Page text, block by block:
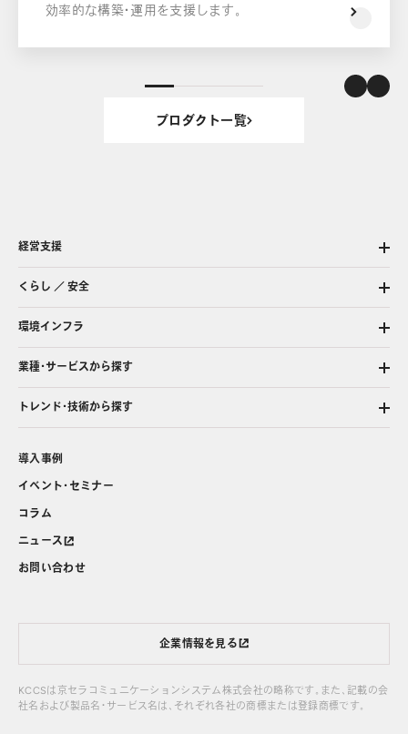
プロダクト一覧
効率的な構築・運用を支援します。
経営支援
くらし ／ 安全
環境インフラ
業種・サービスから探す
トレンド・技術から探す
導入事例
イベント・セミナー
コラム
ニュース
お問い合わせ
企業情報を見る
KCCSは京セラコミュニケーションシステム株式会社の略称です。また、記載の会
社名および製品名・サービス名は、それぞれ各社の商標または登録商標です。